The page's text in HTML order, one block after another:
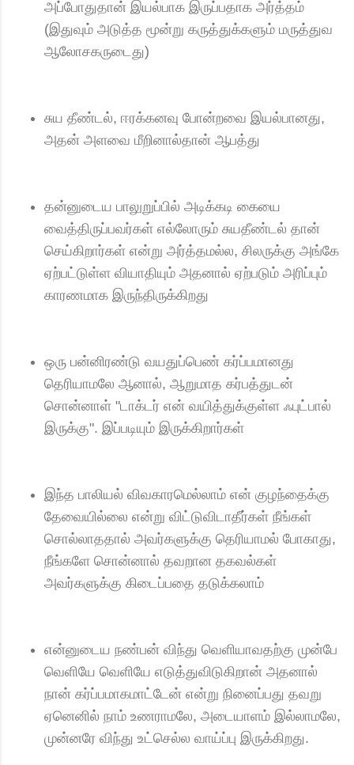
அப்போதுதான் இயல்பாக இருப்பதாக அர்த்தம்
(இதுவும் அடுத்த மூன்று கருத்துக்களும் மருத்துவ
ஆலோசகருடைது)
சுய தீண்டல், ஈரக்கனவு போன்றவை இயல்பானது,
அதன் அளவை மீறினால்தான் ஆபத்து
தன்னுடைய பாலுறுப்பில் அடிக்கடி கையை
வைத்திருப்பவர்கள் எல்லோரும் சுயதீண்டல் தான்
செய்கிறார்கள் என்று அர்த்தமல்ல, சிலருக்கு அங்கே
ஏற்பட்டுள்ள வியாதியும் அதனால் ஏற்படும் அரிப்பும்
காரணமாக இருந்திருக்கிறது
ஒரு பன்னிரண்டு வயதுப்பெண் கர்ப்பமானது
தெரியாமலே ஆனால், ஆறுமாத கர்பத்துடன்
சொன்னாள் "டாக்டர் என் வயித்துக்குள்ள ஃபுட்பால்
இருக்கு". இப்படியும் இருக்கிறார்கள்
இந்த பாலியல் விவகாரமெல்லாம் என் குழந்தைக்கு
தேவையில்லை என்று விட்டுவிடாதீர்கள் நீங்கள்
சொல்லாததால் அவர்களுக்கு தெரியாமல் போகாது,
நீங்களே சொன்னால் தவறான தகவல்கள்
அவர்களுக்கு கிடைப்பதை தடுக்கலாம்
என்னுடைய நண்பன் விந்து வெளியாவதற்கு முன்பே
வெளியே வெளியே எடுத்துவிடுகிறான் அதனால்
நான் கர்ப்பமாகமாட்டேன் என்று நினைப்பது தவறு
ஏனெனில் நாம் உணராமலே, அடையாளம் இல்லாமலே,
முன்னரே விந்து உட்செல்ல வாய்ப்பு இருக்கிறது.